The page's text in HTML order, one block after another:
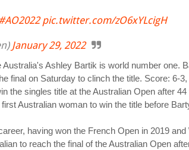
pic.twitter.com/zO6xYLcigH
January 29, 2022
Ashley Bartik is world number one.
final on Saturday to clinch the title. Score: 6-
the singles title at the Australian Open after
Australian woman to win the title before
having won the French Open in 2019 and
to reach the final of the Australian Open